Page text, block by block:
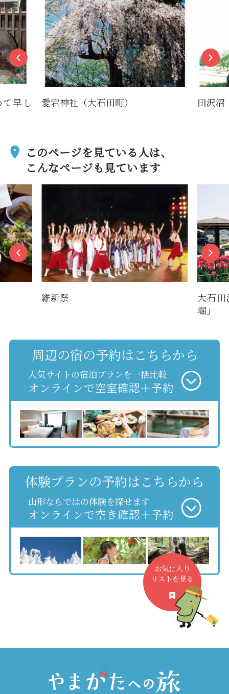
早し 愛宕神社（大石田町） 田沢沼
このページを見ている人は、
こんなページも見ています
維新祭
大石
堀」
周辺の宿の予約はこちらから
人気サイトの宿泊プランを一括比較
オンラインで空室確認＋予約
体験プランの予約はこちらから
山形ならではの体験を探せます
オンラインで空き確認＋予約
お気に入り
リストを見る